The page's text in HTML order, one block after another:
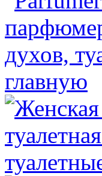
главную